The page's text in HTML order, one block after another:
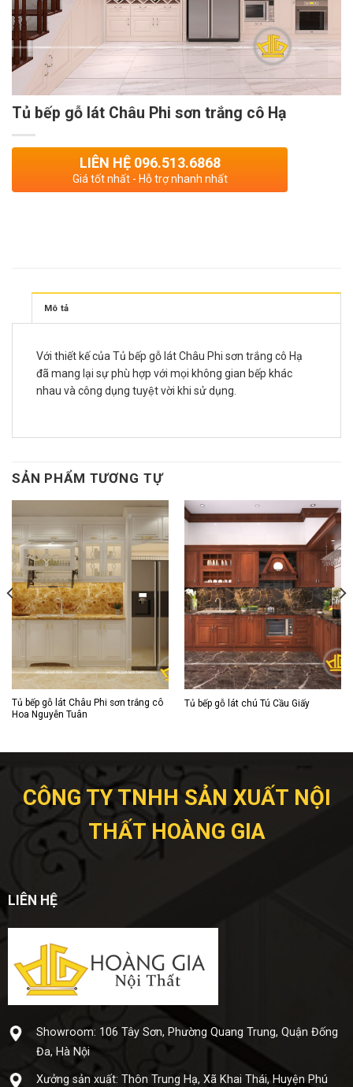
Tủ bếp gỗ lát Châu Phi sơn trắng cô Hạ
LIÊN HỆ 096.513.6868
Giá tốt nhất - Hỗ trợ nhanh nhất
Mô tả
Với thiết kế của Tủ bếp gỗ lát Châu Phi sơn trắng cô Hạ
đã mang lại sự phù hợp với mọi không gian bếp khác
nhau và công dụng tuyệt vời khi sử dụng.
SẢN PHẨM TƯƠNG TỰ
Tủ bếp gỗ lát Châu Phi sơn trắng cô
Hoa Nguyễn Tuân
Tủ bếp gỗ lát chú Tú Cầu Giấy
CÔNG TY TNHH SẢN XUẤT NỘI
THẤT HOÀNG GIA
LIÊN HỆ
Showroom: 106 Tây Sơn, Phường Quang Trung, Quận Đống
Đa, Hà Nội
Xưở​ng sả​n xuấ​t: Thôn Trung Hạ, Xã Khai Thái, Huyện Phú